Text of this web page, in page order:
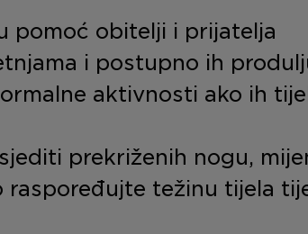
pomoć obitelji i prijatelja
i postupno ih
aktivnosti ako ih
prekriženih nogu,
raspoređujte težinu tijela